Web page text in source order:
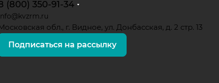
(800) 350-91-34
обл., г. Видное, ул. Донбасская, д. 2 стр. 13
Подписаться на рассылку